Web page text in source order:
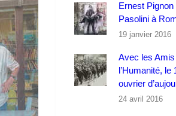
Ernest
Pasolini à
19 janvier 2016
Avec les
l’Humanité, le
ouvrier
24 avril 2016